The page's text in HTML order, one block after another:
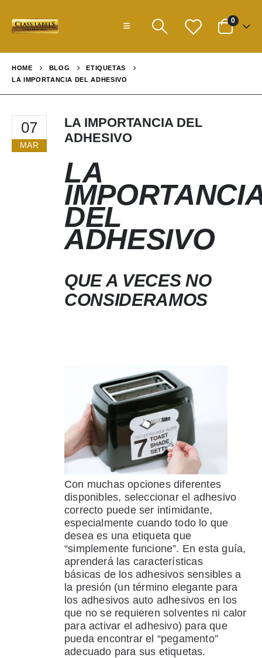
0
HOME BLOG
ETIQUETAS
LA IMPORTANCIA DEL ADHESIVO
07
MAR
LA IMPORTANCIA DEL
ADHESIVO
LA
DEL
ADHESIVO
QUE A VECES NO
CONSIDERAMOS
Con muchas opciones diferentes
disponibles, seleccionar el adhesivo
correcto puede ser intimidante,
especialmente cuando todo lo que
desea es una etiqueta que
“simplemente funcione”. En esta guía,
aprenderá las características
básicas de los adhesivos sensibles a
la presión (un término elegante para
los adhesivos auto adhesivos en los
que no se requieren solventes ni calor
para activar el adhesivo) para que
pueda encontrar el “pegamento”
adecuado para sus etiquetas.